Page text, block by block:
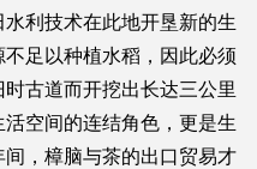
利技术在此地开垦新的生
足以种植水稻，因此必须
古道而开挖出长达三公里
空间的连结角色，更是生
，樟脑与茶的出口贸易才